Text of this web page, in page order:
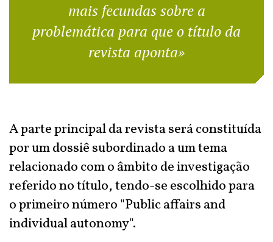
mais fecundas sobre a
problemática para que o título da
revista aponta»
A parte principal da revista será constituída
por um dossiê subordinado a um tema
relacionado com o âmbito de investigação
referido no título, tendo-se escolhido para
o primeiro número "Public affairs and
individual autonomy".